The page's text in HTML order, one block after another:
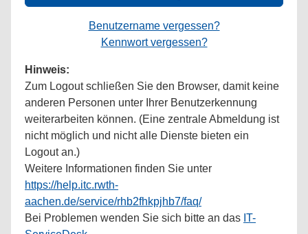
Benutzername vergessen?
Kennwort vergessen?
Hinweis:
Zum Logout schließen Sie den Browser, damit keine
anderen Personen unter Ihrer Benutzerkennung
weiterarbeiten können. (Eine zentrale Abmeldung ist
nicht möglich und nicht alle Dienste bieten ein
Logout an.)
Weitere Informationen finden Sie unter
https://help.itc.rwth-
aachen.de/service/rhb2fhkpjhb7/faq/
Bei Problemen wenden Sie sich bitte an das IT-